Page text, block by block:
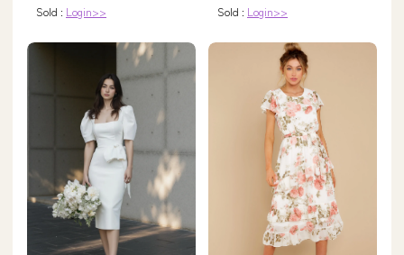
Sold : Login>>
Sold : Login>>